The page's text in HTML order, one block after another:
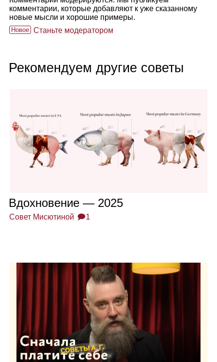
комментарии, которые добавляют к уже сказанному
новые мысли и хорошие примеры.
Новое Станьте модератором
Рекомендуем другие советы
Вдох­но­ве­ние — 2025
Совет Мисютиной 🗩1